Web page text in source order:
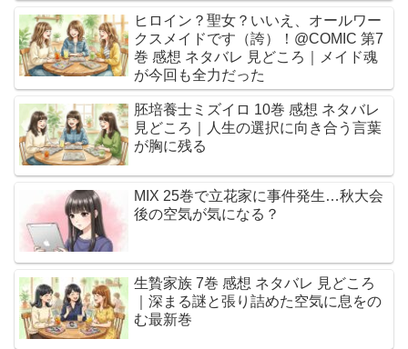
ヒロイン？聖女？いいえ、オールワー
クスメイドです（誇）！@COMIC 第7
巻 感想 ネタバレ 見どころ｜メイド魂
が今回も全力だった
胚培養士ミズイロ 10巻 感想 ネタバレ
見どころ｜人生の選択に向き合う言葉
が胸に残る
MIX 25巻で立花家に事件発生…秋大会
後の空気が気になる？
生贄家族 7巻 感想 ネタバレ 見どころ
｜深まる謎と張り詰めた空気に息をの
む最新巻